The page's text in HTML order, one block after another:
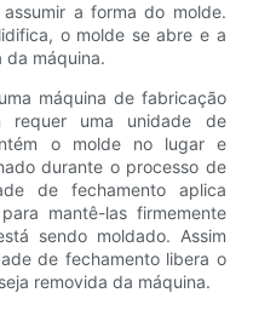
a forma do molde.
o molde se abre e a
máquina.
máquina de fabricação
requer uma unidade de
o molde no lugar e
durante o processo de
de fechamento aplica
mantê-las firmemente
sendo moldado. Assim
de fechamento libera o
removida da máquina.